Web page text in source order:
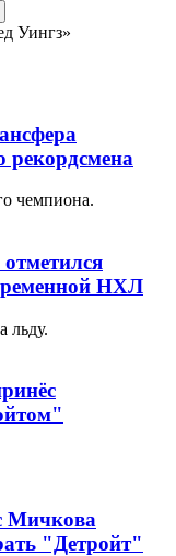
Уингз»
рекордсмена
чемпиона.
НХЛ
льду.
Мичкова
"Детройт"